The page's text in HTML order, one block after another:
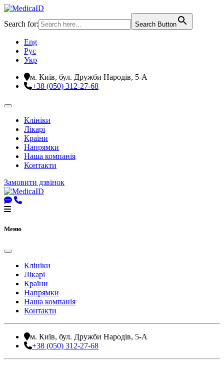
Search for: Search Button
Eng
Рус
Укр
м. Київ, бул. Дружби Народів, 5-А
+38 (050) 312-27-68
Клініки
Лікарі
Країни
Напрямки
Наша компанія
Контакти
Замовити дзвінок
Меню
Клініки
Лікарі
Країни
Напрямки
Наша компанія
Контакти
м. Київ, бул. Дружби Народів, 5-А
+38 (050) 312-27-68